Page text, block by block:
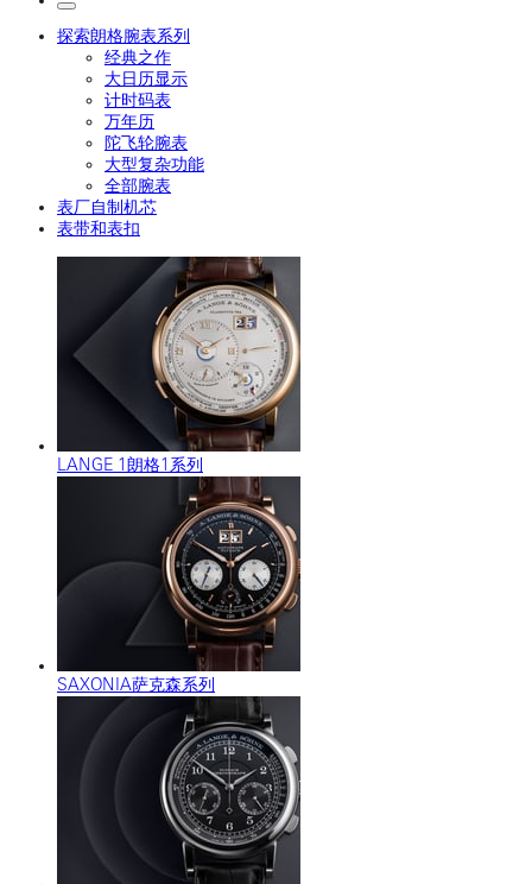
探索朗格腕表系列
经典之作
大日历显示
计时码表
万年历
陀飞轮腕表
大型复杂功能
全部腕表
表厂自制机芯
表带和表扣
LANGE 1朗格1系列
SAXONIA萨克森系列